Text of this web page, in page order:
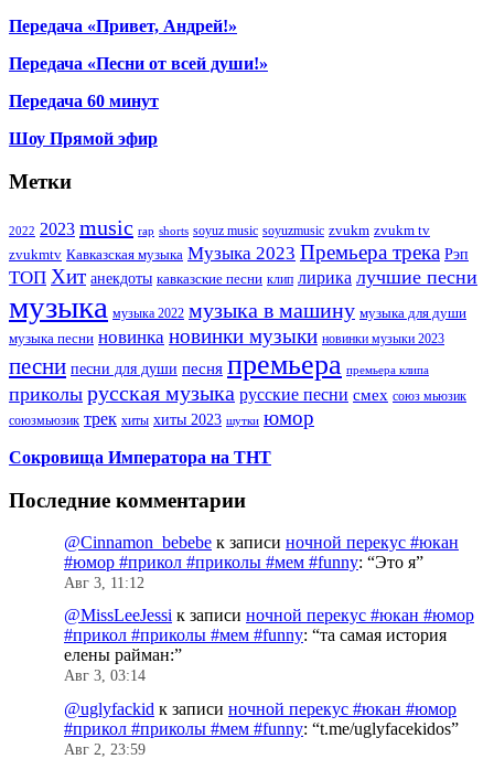
Передача «Привет, Андрей!»
Передача «Песни от всей души!»
Передача 60 минут
Шоу Прямой эфир
Метки
2022 2023 music rap shorts soyuz music soyuzmusic zvukm zvukm tv
zvukmtv Кавказская музыка Музыка 2023 Премьера трека Рэп
ТОП Хит анекдоты кавказские песни клип лирика лучшие песни
музыка музыка 2022 музыка в машину музыка для души
музыка песни новинка новинки музыки новинки музыки 2023
песни песни для души песня премьера премьера клипа
приколы русская музыка русские песни смех союз мьюзик
союзмьюзик трек хиты хиты 2023 шутки юмор
Сокровища Императора на ТНТ
Последние комментарии
@Cinnamon_bebebe к записи ночной перекус #юкан
#юмор #прикол #приколы #мем #funny: “Это я”
Авг 3, 11:12
@MissLeeJessi к записи ночной перекус #юкан #юмор
#прикол #приколы #мем #funny: “та самая история
елены райман:”
Авг 3, 03:14
@uglyfackid к записи ночной перекус #юкан #юмор
#прикол #приколы #мем #funny: “t.me/uglyfacekidos”
Авг 2, 23:59